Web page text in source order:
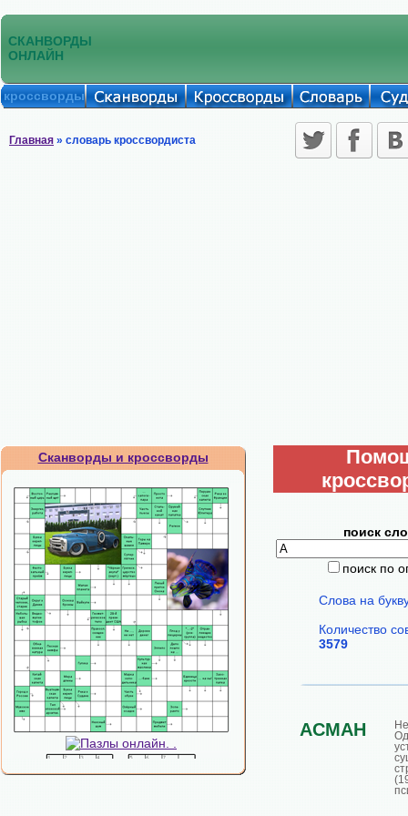
СКАНВОРДЫ
ОНЛАЙН
кроссворды
Главная » словарь кроссвордиста
Сканворды и кроссворды
поиск
поиск по
Слова на
Количество
3579
АСМАН